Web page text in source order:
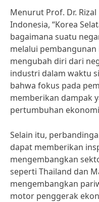
Menurut Prof. Dr.
Indonesia, “Korea
bagaimana suatu
melalui
mengubah diri dari
industri dalam waktu
bahwa fokus pada
memberikan dampak
pertumbuhan
Selain itu,
dapat memberikan
mengembangkan
seperti Thailand dan
mengembangkan
motor penggerak